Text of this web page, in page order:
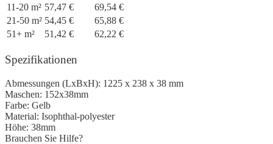
11-20 m² 57,47 €
69,54 €
21-50 m² 54,45 €
65,88 €
51+ m²
51,42 € 62,22 €
Spezifikationen
Abmessungen (LxBxH): 1225 x 238 x 38 mm
Maschen: 152x38mm
Farbe: Gelb
Material: Isophthal-polyester
Höhe: 38mm
Brauchen Sie Hilfe?